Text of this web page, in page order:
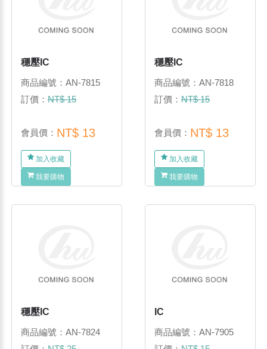
穩壓IC
商品編號：AN-7815
訂價：NT$ 15
會員價： NT$ 13
加入收藏
我要購物
穩壓IC
商品編號：AN-7818
訂價：NT$ 15
會員價： NT$ 13
加入收藏
我要購物
穩壓IC
商品編號：AN-7824
IC
商品編號：AN-7905